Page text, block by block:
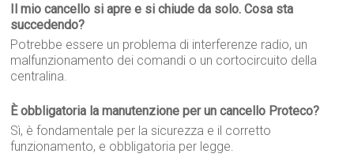
Il mio cancello si apre e si chiude da solo. Cosa sta
succedendo?
Potrebbe essere un problema di interferenze radio, un
malfunzionamento dei comandi o un cortocircuito della
centralina.
È obbligatoria la manutenzione per un cancello Proteco?
Sì, è fondamentale per la sicurezza e il corretto
funzionamento, e obbligatoria per legge.